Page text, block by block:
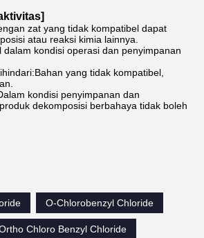
zat yang tidak kompatibel dapat
atau reaksi kimia lainnya.
dalam kondisi operasi dan penyimpanan
yang tidak kompatibel,
kondisi penyimpanan dan
dekomposisi berbahaya tidak boleh
O-Chlorobenzyl Chloride
Chloro Benzyl Chloride